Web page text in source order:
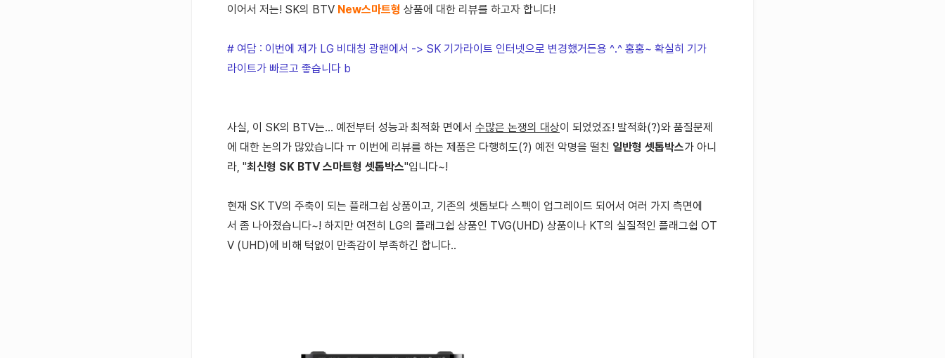
이어서 저는! SK의 BTV New스마트형 상품에 대한 리뷰를 하고자 합니다!
# 여담 : 이번에 제가 LG 비대칭 광랜에서 -> SK 기가라이트 인터넷으로 변경했거든용 ^.^ 홍홍~ 확실히 기가
라이트가 빠르고 좋습니다 b
사실, 이 SK의 BTV는... 예전부터 성능과 최적화 면에서 수많은 논쟁의 대상이 되었었죠! 발적화(?)와 품질문제
에 대한 논의가 많았습니다 ㅠ 이번에 리뷰를 하는 제품은 다행히도(?) 예전 악명을 떨친 일반형 셋톱박스가 아니
라, "최신형 SK BTV 스마트형 셋톱박스"입니다~!
현재 SK TV의 주축이 되는 플래그쉽 상품이고, 기존의 셋톱보다 스펙이 업그레이드 되어서 여러 가지 측면에
서 좀 나아졌습니다~! 하지만 여전히 LG의 플래그쉽 상품인 TVG(UHD) 상품이나 KT의 실질적인 플래그쉽 OT
V (UHD)에 비해 턱없이 만족감이 부족하긴 합니다..